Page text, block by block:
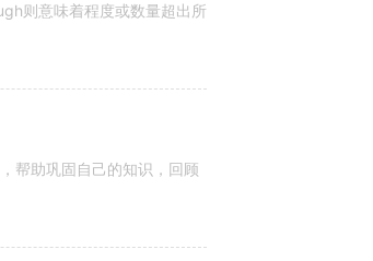
则意味着程度或数量超出所
帮助巩固自己的知识，回顾